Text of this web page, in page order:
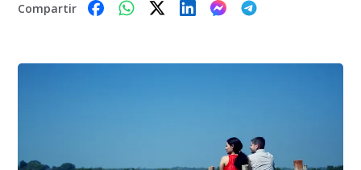
Compartir